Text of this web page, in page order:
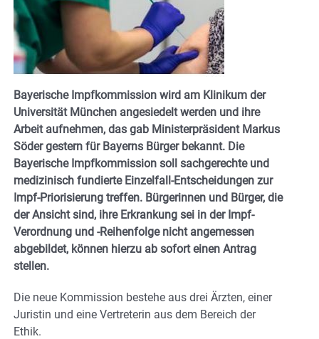
Bayerische Impfkommission wird am Klinikum der
Universität München angesiedelt werden und ihre
Arbeit aufnehmen, das gab Ministerpräsident Markus
Söder gestern für Bayerns Bürger bekannt. Die
Bayerische Impfkommission soll sachgerechte und
medizinisch fundierte Einzelfall-Entscheidungen zur
Impf-Priorisierung treffen. Bürgerinnen und Bürger, die
der Ansicht sind, ihre Erkrankung sei in der Impf-
Verordnung und -Reihenfolge nicht angemessen
abgebildet, können hierzu ab sofort einen Antrag
stellen.
Die neue Kommission bestehe aus drei Ärzten, einer
Juristin und eine Vertreterin aus dem Bereich der
Ethik.